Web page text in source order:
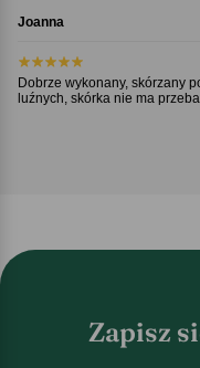
Joanna
Dobrze wykonany, skórzany
luźnych, skórka nie ma
Zapisz